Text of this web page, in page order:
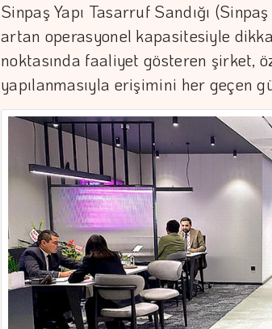
Sinpaş Yapı Tasarruf Sandığı
artan operasyonel kapasitesiyle
noktasında faaliyet gösteren şirket,
yapılanmasıyla erişimini her geçen